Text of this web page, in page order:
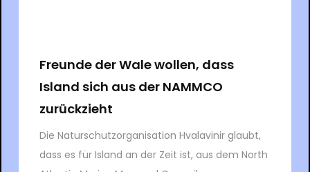
Freunde der Wale wollen, dass
Island sich aus der NAMMCO
zurückzieht
Die Naturschutzorganisation Hvalavinir glaubt,
dass es für Island an der Zeit ist, aus dem North